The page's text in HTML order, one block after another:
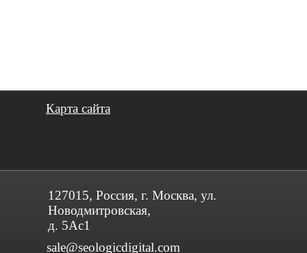
Карта сайта
127015, Россия, г. Москва, ул.
Новодмитровская,
д. 5Ас1
sale@seologicdigital.com